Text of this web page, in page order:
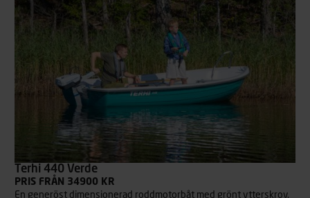
Terhi 440 Verde
PRIS FRÅN 34900 KR
En generöst dimensionerad roddmotorbåt med grönt ytterskrov.